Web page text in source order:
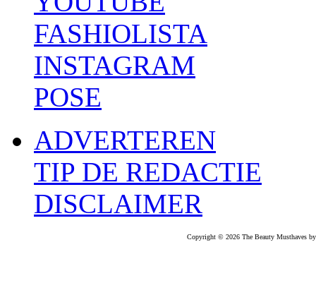
FASHIOLISTA
INSTAGRAM
POSE
ADVERTEREN
TIP DE REDACTIE
DISCLAIMER
Copyright © 2026 The Beauty Musthaves